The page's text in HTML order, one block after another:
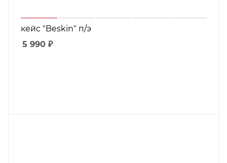
кейс "Beskin" п/э
5 990 ₽